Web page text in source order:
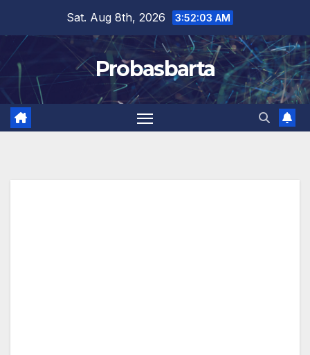
content
Sat. Aug 8th, 2026 3:52:03 AM
Probasbarta